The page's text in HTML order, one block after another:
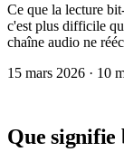
Ce que la lecture
c'est plus difficile
chaîne audio ne
15 mars 2026 · 10
Que